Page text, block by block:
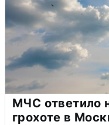
МЧС ответило
грохоте в